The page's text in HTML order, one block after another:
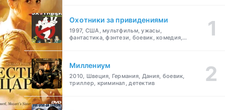
Охотники за привидениями
1997, США, мультфильм, ужасы,
фантастика, фэнтези, боевик, комедия,
Миллениум
2010, Швеция, Германия, Дания, боевик,
триллер, криминал, детектив